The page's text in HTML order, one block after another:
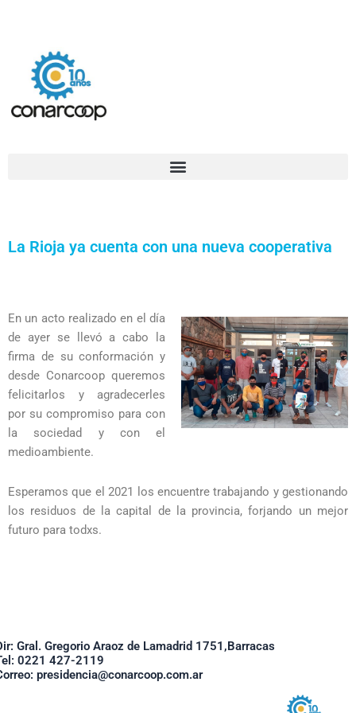
La Rioja ya cuenta con una nueva cooperativa
En un acto realizado en el día
de ayer se llevó a cabo la
firma de su conformación y
desde Conarcoop queremos
felicitarlos y agradecerles
por su compromiso para con
la sociedad y con el
medioambiente.
Esperamos que el 2021 los encuentre trabajando y gestionando
los residuos de la capital de la provincia, forjando un mejor
futuro para todxs.
Gral. Gregorio Araoz de Lamadrid 1751,Barracas
0221 427-2119
presidencia@conarcoop.com.ar